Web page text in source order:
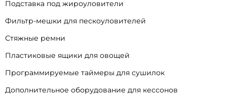
Подставка под жироуловители
Фильтр-мешки для пескоуловителей
Стяжные ремни
Пластиковые ящики для овощей
Программируемые таймеры для сушилок
Дополнительное оборудование для кессонов